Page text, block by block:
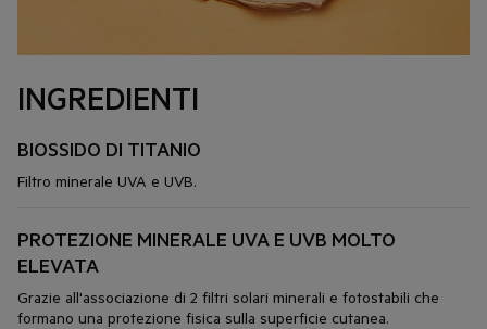
INGREDIENTI
BIOSSIDO DI TITANIO
Filtro minerale UVA e UVB.
PROTEZIONE MINERALE UVA E UVB MOLTO
ELEVATA
Grazie all'associazione di 2 filtri solari minerali e fotostabili che
formano una protezione fisica sulla superficie cutanea.